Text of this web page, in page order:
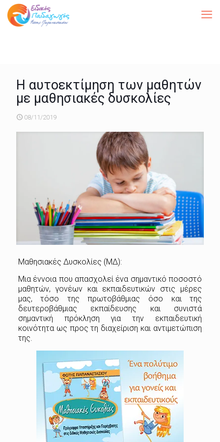
Η αυτοεκτίμηση των μαθητών
με μαθησιακές δυσκολίες
08/11/2019
Μαθησιακές Δυσκολίες (ΜΔ):
Μια έννοια που απασχολεί ένα σημαντικό ποσοστό
μαθητών, γονέων και εκπαιδευτικών στις μέρες
μας, τόσο της πρωτοβάθμιας όσο και της
δευτεροβάθμιας εκπαίδευσης και συνιστά
σημαντική πρόκληση για την εκπαιδευτική
κοινότητα ως προς τη διαχείριση και αντιμετώπιση
της.